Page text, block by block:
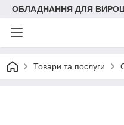
ОБЛАДНАННЯ ДЛЯ
Товари та послуги